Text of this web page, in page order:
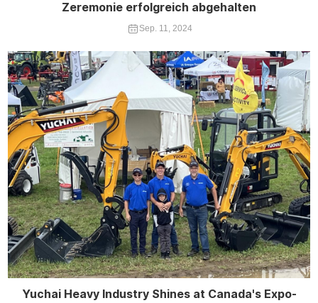
Zeremonie erfolgreich abgehalten
Sep. 11, 2024
Yuchai Heavy Industry Shines at Canada's Expo-